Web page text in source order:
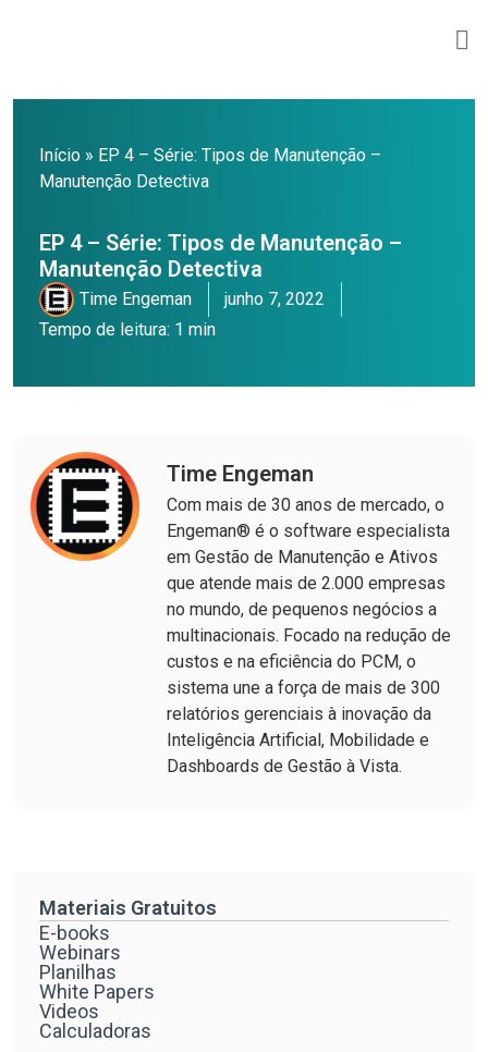
Início » EP 4 – Série: Tipos de Manutenção –
Manutenção Detectiva
EP 4 – Série: Tipos de Manutenção –
Manutenção Detectiva
Time Engeman
junho 7, 2022
Tempo de leitura: 1 min
Time Engeman
Com mais de 30 anos de mercado, o
Engeman® é o software especialista
em Gestão de Manutenção e Ativos
que atende mais de 2.000 empresas
no mundo, de pequenos negócios a
multinacionais. Focado na redução de
custos e na eficiência do PCM, o
sistema une a força de mais de 300
relatórios gerenciais à inovação da
Inteligência Artificial, Mobilidade e
Dashboards de Gestão à Vista.
Materiais Gratuitos
E-books
Webinars
Planilhas
White Papers
Videos
Calculadoras